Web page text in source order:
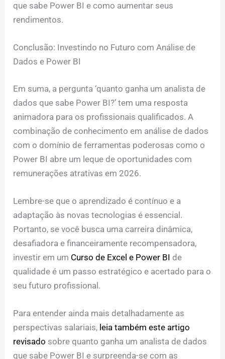
que sabe Power BI e como aumentar seus
rendimentos.
Conclusão: Investindo no Futuro com Análise de
Dados e Power BI
Em suma, a pergunta ‘quanto ganha um analista de
dados que sabe Power BI?’ tem uma resposta
animadora para os profissionais qualificados. A
combinação de conhecimento em análise de dados
com o domínio de ferramentas poderosas como o
Power BI abre um leque de oportunidades com
remunerações atrativas em 2026.
Lembre-se que o aprendizado é contínuo e a
adaptação às novas tecnologias é essencial.
Portanto, se você busca uma carreira dinâmica,
desafiadora e financeiramente recompensadora,
investir em um Curso de Excel e Power BI de
qualidade é um passo estratégico e acertado para o
seu futuro profissional.
Para entender ainda mais detalhadamente as
perspectivas salariais, leia também este artigo
revisado sobre quanto ganha um analista de dados
que sabe Power BI e surpreenda-se com as